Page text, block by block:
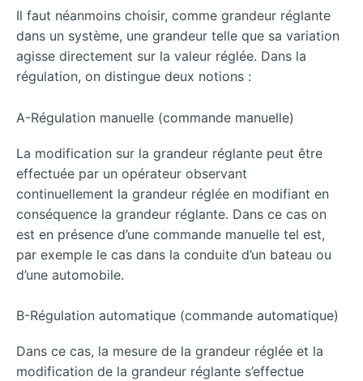
Il faut néanmoins choisir, comme grandeur réglante
dans un système, une grandeur telle que sa variation
agisse directement sur la valeur réglée. Dans la
régulation, on distingue deux notions :
A-Régulation manuelle (commande manuelle)
La modification sur la grandeur réglante peut être
effectuée par un opérateur observant
continuellement la grandeur réglée en modifiant en
conséquence la grandeur réglante. Dans ce cas on
est en présence d’une commande manuelle tel est,
par exemple le cas dans la conduite d’un bateau ou
d’une automobile.
B-Régulation automatique (commande automatique)
Dans ce cas, la mesure de la grandeur réglée et la
modification de la grandeur réglante s’effectue